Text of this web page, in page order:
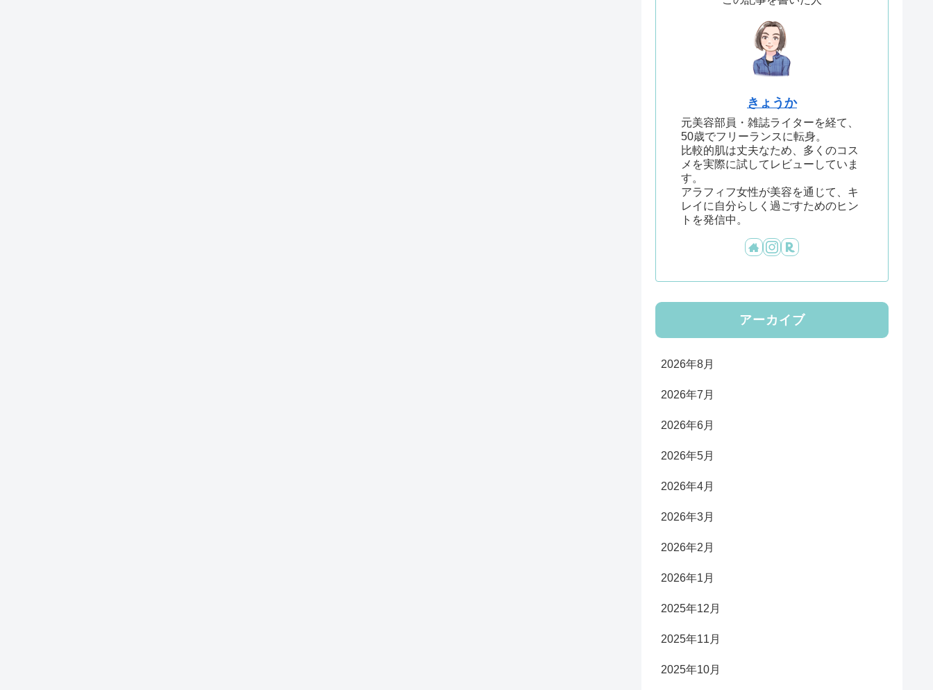
きょうか
元美容部員・雑誌ライターを経て、
50歳でフリーランスに転身。
比較的肌は丈夫なため、多くのコス
メを実際に試してレビューしていま
す。
アラフィフ女性が美容を通じて、キ
レイに自分らしく過ごすためのヒン
トを発信中。
アーカイブ
2026年8月
2026年7月
2026年6月
2026年5月
2026年4月
2026年3月
2026年2月
2026年1月
2025年12月
2025年11月
2025年10月